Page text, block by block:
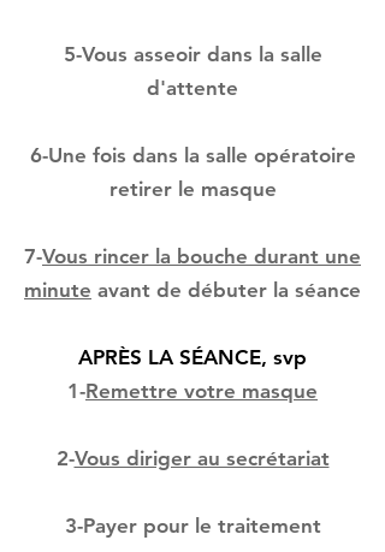
5-Vous asseoir dans la salle
d'attente
6-Une fois dans la salle opératoire
retirer le masque
7-Vous rincer la bouche durant une
minute avant de débuter la séance
APRÈS LA SÉANCE, svp
1-Remettre votre masque
2-Vous diriger au secrétariat
3-Payer pour le traitement